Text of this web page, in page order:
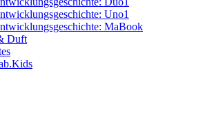
Uno1
MaBook
Duft